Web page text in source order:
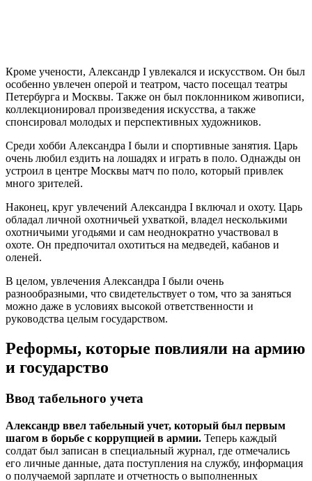
Кроме учености, Александр I увлекался и искусством. Он был
особенно увлечен оперой и театром, часто посещал театры
Петербурга и Москвы. Также он был поклонником живописи,
коллекционировал произведения искусства, а также
спонсировал молодых и перспективных художников.
Среди хобби Александра I были и спортивные занятия. Царь
очень любил ездить на лошадях и играть в поло. Однажды он
устроил в центре Москвы матч по поло, который привлек
много зрителей.
Наконец, круг увлечений Александра I включал и охоту. Царь
обладал личной охотничьей ухваткой, владел несколькими
охотничьими угодьями и сам неоднократно участвовал в
охоте. Он предпочитал охотиться на медведей, кабанов и
оленей.
В целом, увлечения Александра I были очень
разнообразными, что свидетельствует о том, что за заняться
можно даже в условиях высокой ответственности и
руководства целым государством.
Реформы, которые повлияли на армию
и государство
Ввод табельного учета
Александр ввел табельный учет, который был первым
шагом в борьбе с коррупцией в армии. Теперь каждый
солдат был записан в специальный журнал, где отмечались
его личные данные, дата поступления на службу, информация
о получаемой зарплате и отчетность о выполненных